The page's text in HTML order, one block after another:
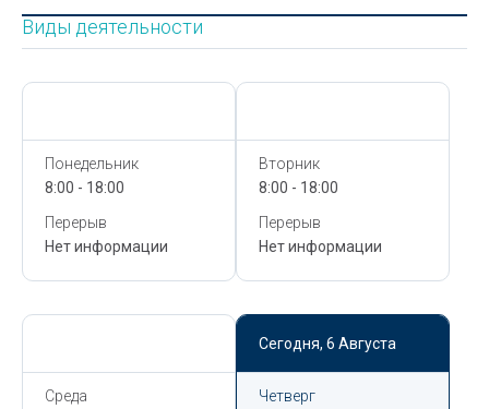
Виды деятельности
Понедельник
8:00 - 18:00
Перерыв
Нет информации
Вторник
8:00 - 18:00
Перерыв
Нет информации
Среда
Сегодня, 6 Августа
Четверг